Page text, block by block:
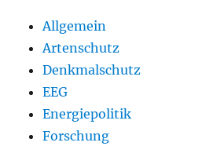
Allgemein
Artenschutz
Denkmalschutz
EEG
Energiepolitik
Forschung